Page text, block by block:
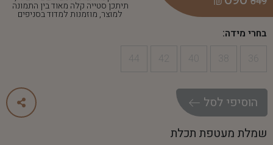
תיתכן סטייה קלה מאוד בין התמונה
למוצר, מוזמנות למדוד בסניפים
בחרי מידה:
הוסיפי לסל
שמלת מעטפת תכלת